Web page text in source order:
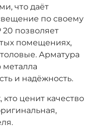
что даёт
по своему
20 позволяет
помещениях,
Арматура
металла
и надёжность.
ценит качество